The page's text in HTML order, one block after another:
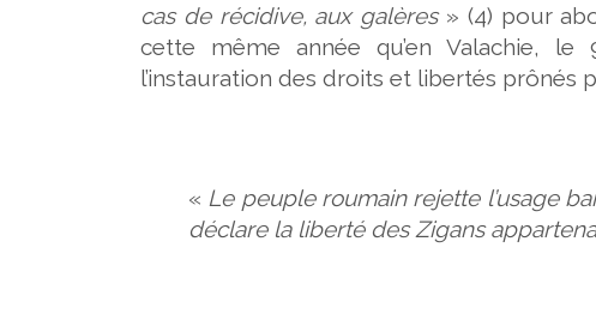
cas de récidive, aux galères» (4) pour
cette même année qu’en Valachie,
l’instauration des droits et libertés prônés
« Le peuple roumain rejette l’usage
déclare la liberté des Zigans